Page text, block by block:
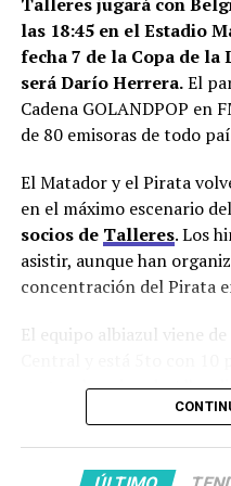
Facebook
Twitter
próximo DT
ℹ️ Info
e
— GOLANDPOP
de Talleres se reunió en
salieron de la misma muy
candidato pidió tiempo
las 18:45 en el Estadio
fecha 7 de la Copa de
será Darío Herrera.El
Cadena GOLANDPOP en
de 80 emisoras de todo
El Matador y el Pirata
en el máximo escenario
socios de Talleres. Los
asistir, aunque han
concentración del Pirata
El equipo albiazul viene de
parte, el equipo de
Sarmiento de Junín y